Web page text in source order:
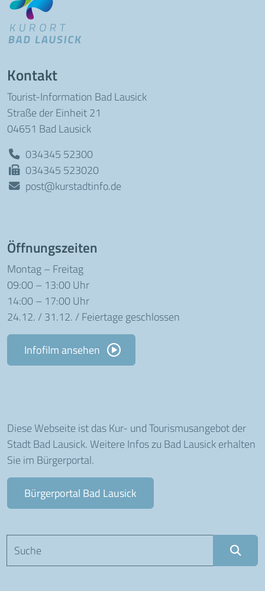
Kontakt
Tourist-Information Bad Lausick
Straße der Einheit 21
04651 Bad Lausick
034345 52300
034345 523020
post@kurstadtinfo.de
Öffnungszeiten
Montag – Freitag
09:00 – 13:00 Uhr
14:00 – 17:00 Uhr
24.12. / 31.12. / Feiertage geschlossen
Infofilm ansehen
Diese Webseite ist das Kur- und Tourismusangebot der
Stadt Bad Lausick. Weitere Infos zu Bad Lausick erhalten
Sie im Bürgerportal.
Bürgerportal Bad Lausick